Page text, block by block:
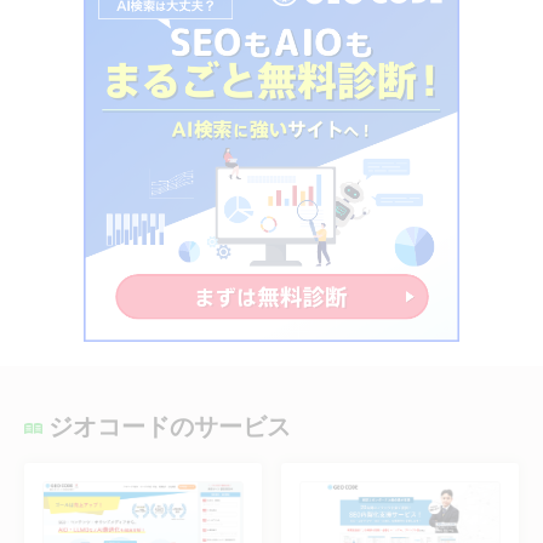
ジオコードのサービス